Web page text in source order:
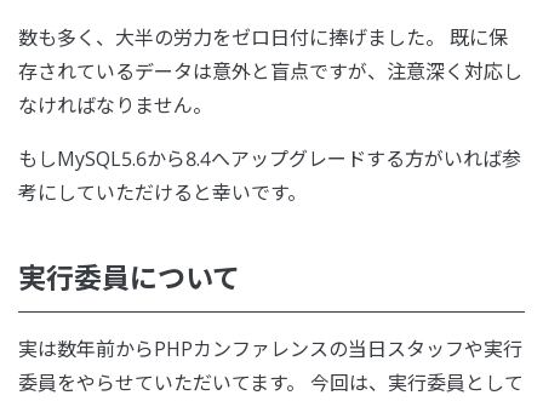
数も多く、大半の労力をゼロ日付に捧げました。 既に保
存されているデータは意外と盲点ですが、注意深く対応し
なければなりません。
もしMySQL5.6から8.4へアップグレードする方がいれば参
考にしていただけると幸いです。
実行委員について
実は数年前からPHPカンファレンスの当日スタッフや実行
委員をやらせていただいてます。 今回は、実行委員として